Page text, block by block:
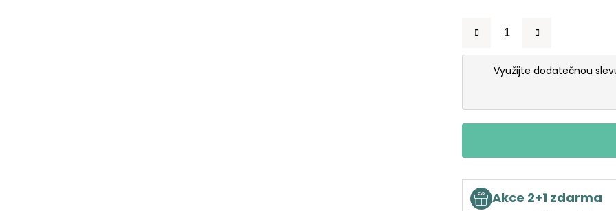
Využijte dodatečnou
Akce 2+1 zdarma